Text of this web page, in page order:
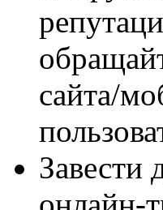
сайта/
Завести